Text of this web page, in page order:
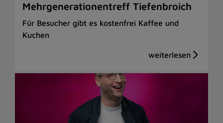
Mehrgenerationentreff Tiefenbroich
Für Besucher gibt es kostenfrei Kaffee und
Kuchen